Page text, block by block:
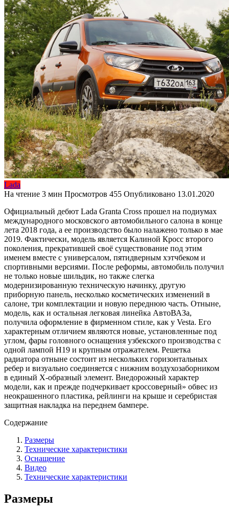
Lada
На чтение 3 мин Просмотров 455 Опубликовано 13.01.2020
Официальный дебют Lada Granta Cross прошел на подиумах
международного московского автомобильного салона в конце
лета 2018 года, а ее производство было налажено только в мае
2019. Фактически, модель является Калиной Кросс второго
поколения, прекратившей своё существование под этим
именем вместе с универсалом, пятидверным хэтчбеком и
спортивными версиями. После реформы, автомобиль получил
не только новые шильдик, но также слегка
модернизированную техническую начинку, другую
приборную панель, несколько косметических изменений в
салоне, три комплектации и новую переднюю часть. Отныне,
модель, как и остальная легковая линейка АвтоВАЗа,
получила оформление в фирменном стиле, как у Vesta. Его
характерным отличием являются новые, установленные под
углом, фары головного оснащения узбекского производства с
одной лампой H19 и крупным отражателем. Решетка
радиатора отныне состоит из нескольких горизонтальных
ребер и визуально соединяется с нижним воздухозаборником
в единый X-образный элемент. Внедорожный характер
модели, как и прежде подчеркивает кроссоверный» обвес из
неокрашенного пластика, рейлинги на крыше и серебристая
защитная накладка на переднем бампере.
Содержание
Размеры
Технические характеристики
Оснащение
Видео
Технические характеристики
Размеры